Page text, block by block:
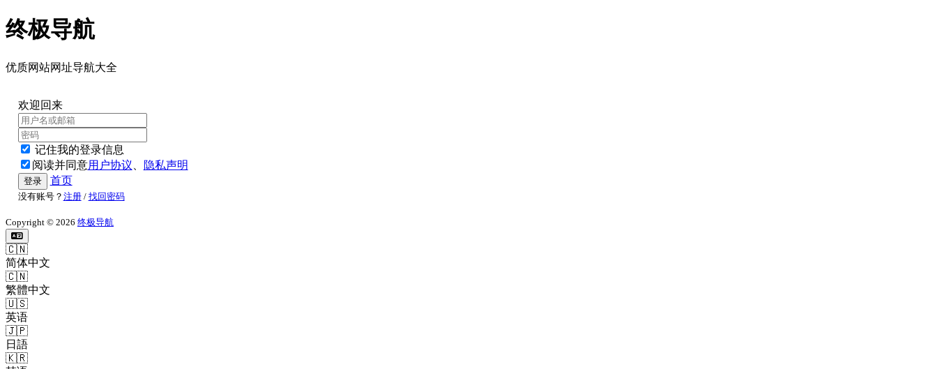
终极导航
优质网站网址导航大全
欢迎回来
记住我的登录信息
阅读并同意用户协议 、 隐私声明
登录 首页
没有账号？ 注册/ 找回密码
Copyright © 2026 终极导航
🇨🇳
简体中文
🇨🇳
繁體中文
🇺🇸
英语
🇯🇵
日語
🇰🇷